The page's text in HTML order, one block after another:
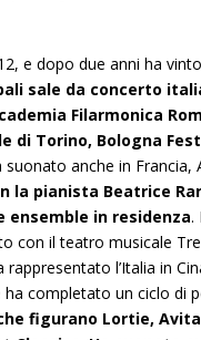
e dopo due anni ha
sale da concerto
Filarmonica
di Torino, Bologna
suonato anche in Francia,
la pianista Beatrice
ensemble in residenza.
con il teatro musicale
l’Italia in
completato un ciclo di
figurano Lortie,